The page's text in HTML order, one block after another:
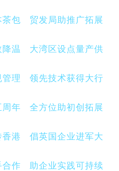
茶包 贸发局助推广拓展
降温 大湾区设点量产供
管理 领先技术获得大行
周年 全方位助初创拓展
香港 倡英国企业进军大
合作 助企业实践可持续